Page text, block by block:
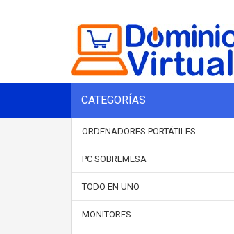
CATEGORÍAS
ORDENADORES PORTÁTILES
PC SOBREMESA
TODO EN UNO
MONITORES